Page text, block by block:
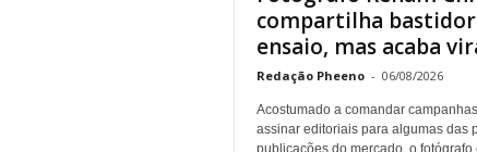
compartilha
ensaio, mas acaba
Redação Pheeno - 06/08/2026
Acostumado a comandar
assinar editoriais para algumas das
publicações do mercado, o fotógrafo